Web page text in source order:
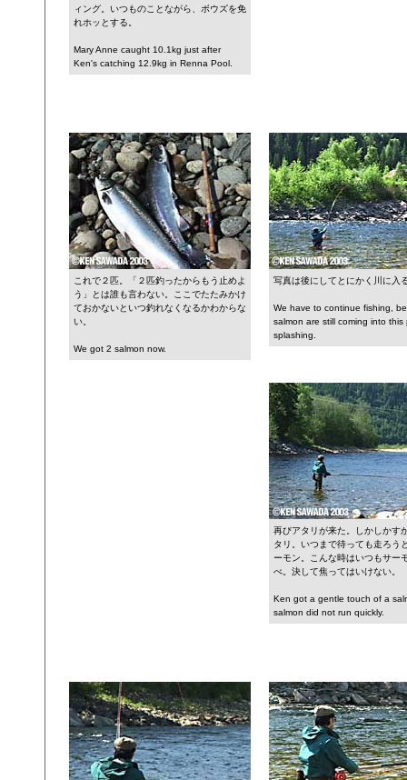
ィング。いつものことながら、ボウズを免
れホッとする。
Mary Anne caught 10.1kg just after
Ken's catching 12.9kg in Renna Pool.
これで２匹。「２匹釣ったからもう止めよ
う」とは誰も言わない。ここでたたみかけ
ておかないといつ釣れなくなるかわからな
い。
We got 2 salmon now.
写真は後にしてとにかく川に入
We have to continue fishing,
salmon are still coming into this
splashing.
再びアタリが来た。しかしかす
タリ。いつまで待っても走ろう
ーモン。こんな時はいつもサー
べ。決して焦ってはいけない。
Ken got a gentle touch of a
salmon did not run quickly.